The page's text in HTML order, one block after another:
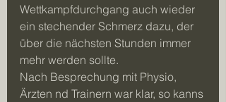
Wettkampfdurchgang auch wieder
ein stechender Schmerz dazu, der
über die nächsten Stunden immer
mehr werden sollte.
Nach Besprechung mit Physio,
Ärzten nd Trainern war klar, so kanns